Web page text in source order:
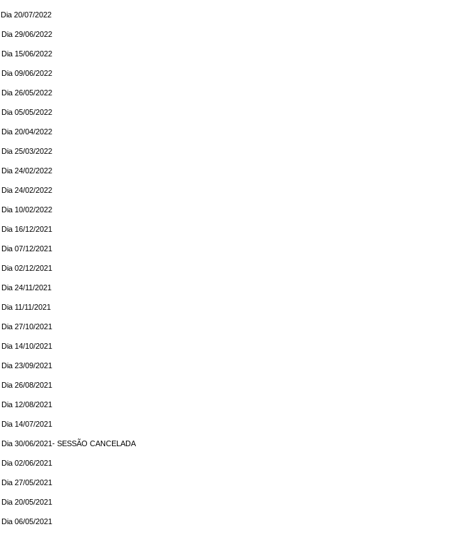
20/07/2022
29/06/2022
15/06/2022
09/06/2022
26/05/2022
05/05/2022
20/04/2022
25/03/2022
24/02/2022
24/02/2022
10/02/2022
16/12/2021
07/12/2021
02/12/2021
24/11/2021
11/11/2021
27/10/2021
14/10/2021
23/09/2021
26/08/2021
12/08/2021
14/07/2021
30/06/2021- SESSÃO CANCELADA
02/06/2021
27/05/2021
20/05/2021
06/05/2021